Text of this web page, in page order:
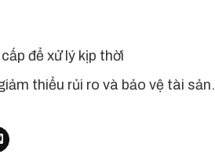
để xử lý kịp thời
thiểu rủi ro và bảo vệ tài sản.